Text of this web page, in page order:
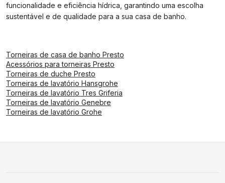
funcionalidade e eficiência hídrica, garantindo uma escolha
sustentável e de qualidade para a sua casa de banho.
Torneiras de casa de banho Presto
Acessórios para torneiras Presto
Torneiras de duche Presto
Torneiras de lavatório Hansgrohe
Torneiras de lavatório Tres Griferia
Torneiras de lavatório Genebre
Torneiras de lavatório Grohe